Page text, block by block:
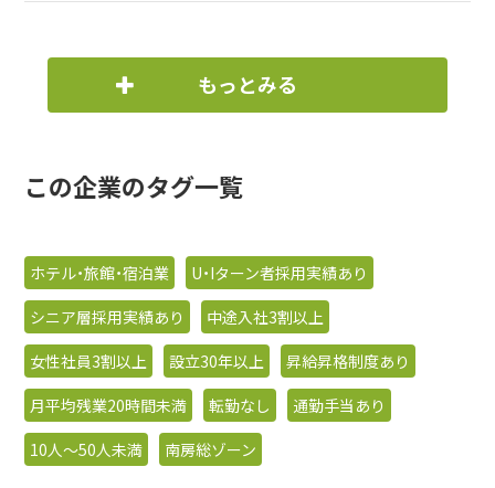
もっとみる
この企業のタグ一覧
ホテル・旅館・宿泊業
U・Iターン者採用実績あり
シニア層採用実績あり
中途入社3割以上
女性社員3割以上
設立30年以上
昇給昇格制度あり
月平均残業20時間未満
転勤なし
通勤手当あり
10人〜50人未満
南房総ゾーン